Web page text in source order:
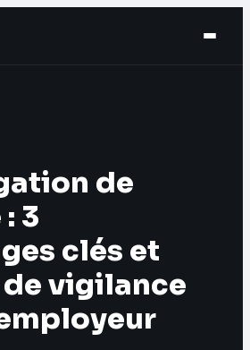
de
3
clés et
vigilance